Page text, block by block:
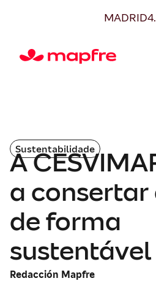
MADRID
Sustentabilidade
A
a consertar
de forma
sustentável
Redacción Mapfre